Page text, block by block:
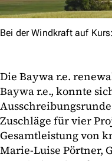
Bei der Windkraft auf
Die Baywa r.e.
Baywa r.e., konnte
Zuschläge für vier
Gesamtleistung von
Marie-Luise Pörtner,